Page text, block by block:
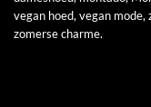
vegan hoed, vegan mode,
zomerse charme.